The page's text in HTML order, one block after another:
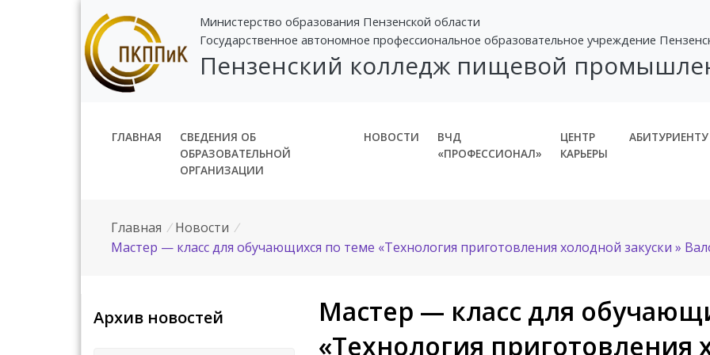
Министерство образования Пензенской области
Государственное автономное профессиональное образовательное учреждение
Пензенский колледж пищевой
ГЛАВНАЯ
СВЕДЕНИЯ ОБ
ОБРАЗОВАТЕЛЬНОЙ
ОРГАНИЗАЦИИ
НОВОСТИ
ВЧД
«ПРОФЕССИОНАЛ»
ЦЕНТР
КАРЬЕРЫ
АБИТУРИЕНТУ
Главная / Новости /
Мастер — класс для обучающихся по теме «Технология приготовления холодной закуски »
Архив новостей
Мастер — класс для
«Технология приготовления